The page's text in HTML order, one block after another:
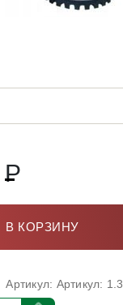
Р
В КОРЗИНУ
Артикул: Артикул: 1.3